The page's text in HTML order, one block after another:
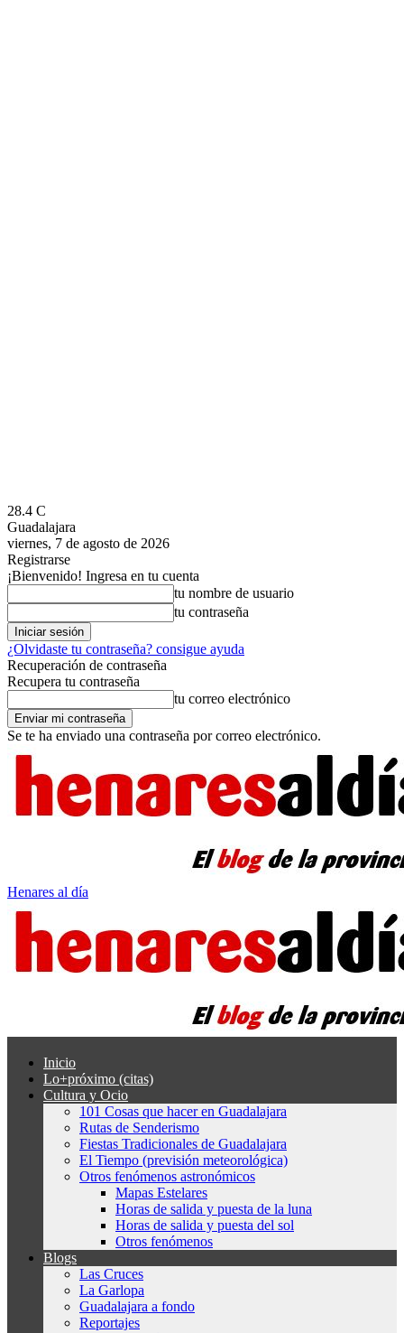
28.4 C
Guadalajara
viernes, 7 de agosto de 2026
Registrarse
¡Bienvenido! Ingresa en tu cuenta
tu nombre de usuario
tu contraseña
¿Olvidaste tu contraseña? consigue ayuda
Recuperación de contraseña
Recupera tu contraseña
tu correo electrónico
Se te ha enviado una contraseña por correo electrónico.
Henares al día
Inicio
Lo+próximo (citas)
Cultura y Ocio
101 Cosas que hacer en Guadalajara
Rutas de Senderismo
Fiestas Tradicionales de Guadalajara
El Tiempo (previsión meteorológica)
Otros fenómenos astronómicos
Mapas Estelares
Horas de salida y puesta de la luna
Horas de salida y puesta del sol
Otros fenómenos
Blogs
Las Cruces
La Garlopa
Guadalajara a fondo
Reportajes